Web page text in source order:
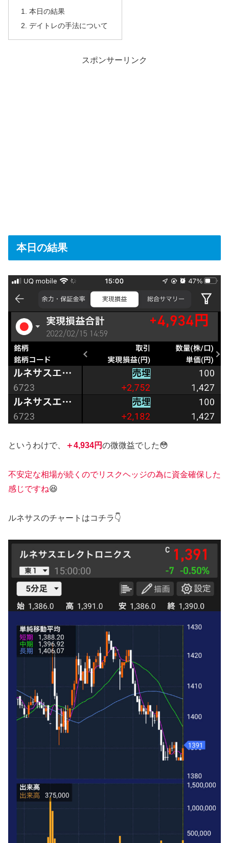
本日の結果
デイトレの手法について
スポンサーリンク
本日の結果
というわけで、 ＋4,934円の微微益でした😳
不安定な相場が続くのでリスクヘッジの為に資金確保した
感じですね😆
ルネサスのチャートはコチラ👇